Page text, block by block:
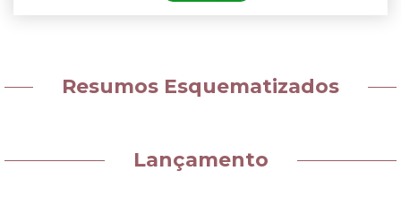
Resumos Esquematizados
Lançamento